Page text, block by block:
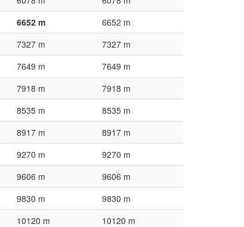
6652 m
6652 m
7327 m
7327 m
7649 m
7649 m
7918 m
7918 m
8535 m
8535 m
8917 m
8917 m
9270 m
9270 m
9606 m
9606 m
9830 m
9830 m
10120 m
10120 m